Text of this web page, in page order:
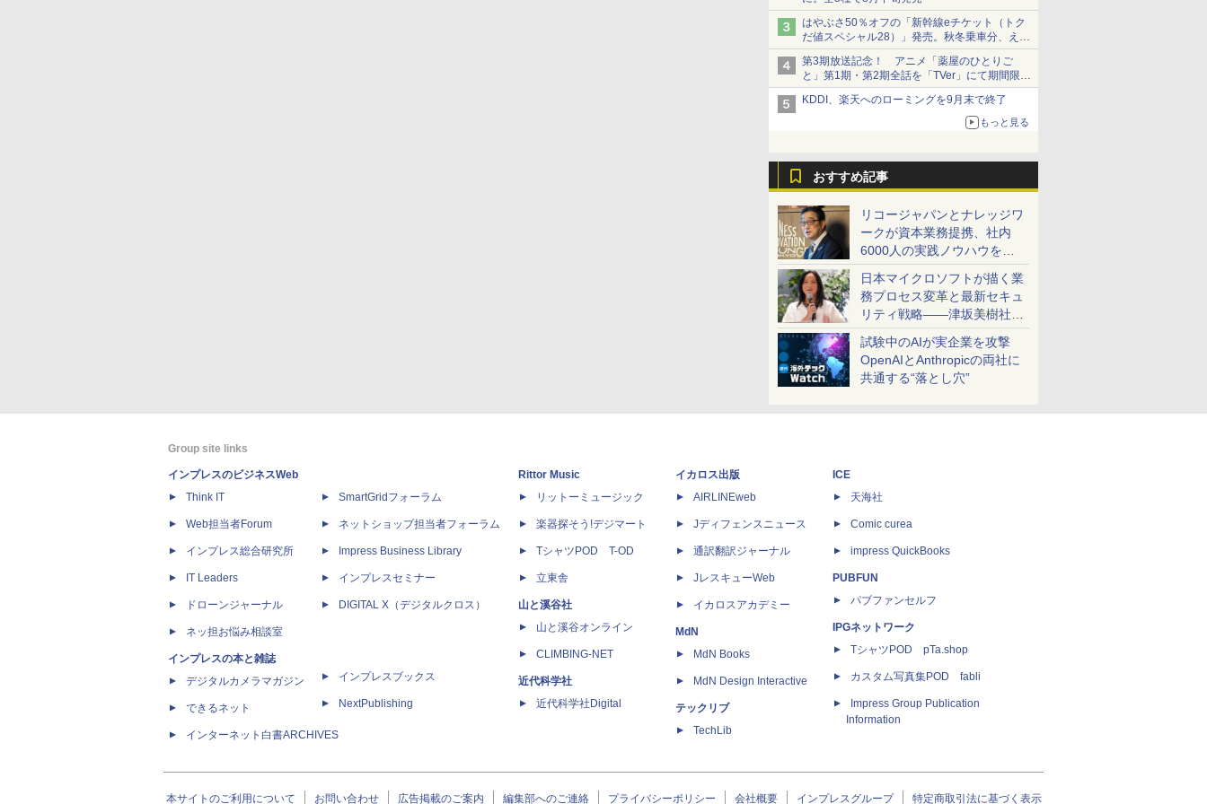
はやぶさ50％オフの「新幹線eチケット（トク
だ値スペシャル28）」発売。秋冬乗車分、えき
ねっと限定
第3期放送記念！ アニメ「薬屋のひとりご
と」第1期・第2期全話を「TVer」にて期間限定
で順次無料配信開始
KDDI、楽天へのローミングを9月末で終了
もっと見る
おすすめ記事
リコージャパンとナレッジワ
ークが資本業務提携、社内
6000人の実践ノウハウを生
かした「AI商談記録 for
RICOH」を展開へ
日本マイクロソフトが描く業
務プロセス変革と最新セキュ
リティ戦略――津坂美樹社長
が2027年度戦略を説明
試験中のAIが実企業を攻撃
OpenAIとAnthropicの両社に
共通する“落とし穴”
Group site links
インプレスのビジネスWeb
Think IT
Web担当者Forum
インプレス総合研究所
IT Leaders
ドローンジャーナル
ネッ担お悩み相談室
インプレスの本と雑誌
デジタルカメラマガジン
できるネット
インターネット白書ARCHIVES
SmartGridフォーラム
ネットショップ担当者フォーラム
Impress Business Library
インプレスセミナー
DIGITAL X（デジタルクロス）
インプレスブックス
NextPublishing
Rittor Music
リットーミュージック
楽器探そう!デジマート
TシャツPOD T-OD
立東舎
山と溪谷社
山と溪谷オンライン
CLIMBING-NET
近代科学社
近代科学社Digital
イカロス出版
AIRLINEweb
Jディフェンスニュース
通訳翻訳ジャーナル
JレスキューWeb
イカロスアカデミー
MdN
MdN Books
MdN Design Interactive
テックリブ
TechLib
ICE
天海社
Comic curea
impress QuickBooks
PUBFUN
パブファンセルフ
IPGネットワーク
TシャツPOD pTa.shop
カスタム写真集POD fabli
Impress Group Publication
Information
本サイトのご利用について お問い合わせ 広告掲載のご案内 編集部へのご連絡 プライバシーポリシー 会社概要 インプレスグループ 特定商取引法に基づく表示